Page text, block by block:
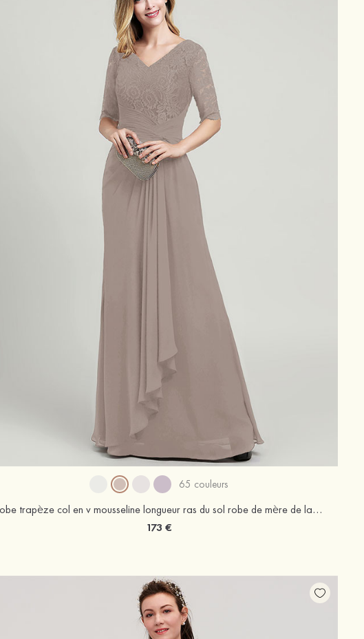
65 couleurs
Robe trapèze col en v mousseline longueur ras du sol robe de mère de la mariée avec dentelle plissé volants
173 €